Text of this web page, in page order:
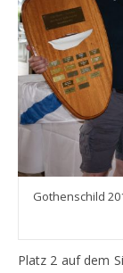
Gothenschild
Platz 2 auf dem